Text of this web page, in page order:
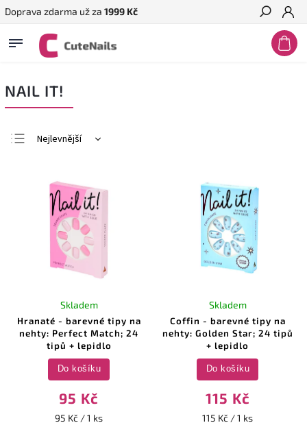
Doprava zdarma už za 1999 Kč
Hledat
NAIL IT!
Nejlevnější
Nejprodávanější
Abecedně
Hranaté - barevné tipy na
nehty: Perfect Match; 24
tipů + lepidlo
Skladem
95 Kč
95 Kč / 1 ks
Do košíku
Coffin - barevné tipy na
nehty: Golden Star; 24 tipů
+ lepidlo
Skladem
115 Kč
115 Kč / 1 ks
Do košíku